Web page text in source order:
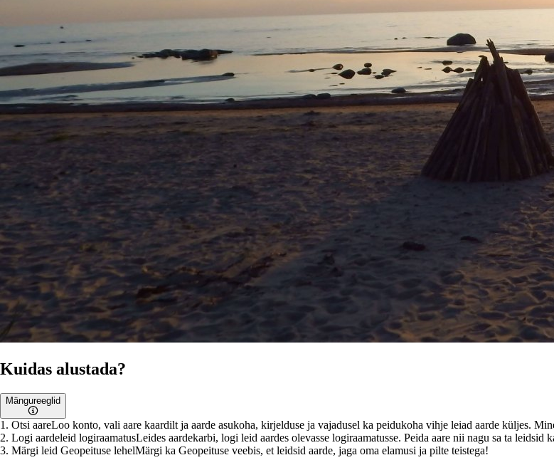
Kuidas alustada?
Mängureeglid
1 . Otsi aareLoo konto, vali aare kaardilt ja aarde asukoha, kirjelduse ja vajadusel ka peidukoha vihje leiad aarde küljes.
2. Logi aardeleid logiraamatusLeides aardekarbi, logi leid aardes olevasse logiraamatusse. Peida aare nii nagu sa ta leidsid
3. Märgi leid Geopeituse lehelMärgi ka Geopeituse veebis, et leidsid aarde, jaga oma elamusi ja pilte teistega!